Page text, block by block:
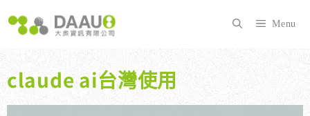
至
內
容
Menu
claude ai台灣使用